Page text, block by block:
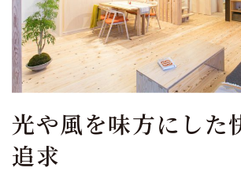
光や風を味方にした
追求